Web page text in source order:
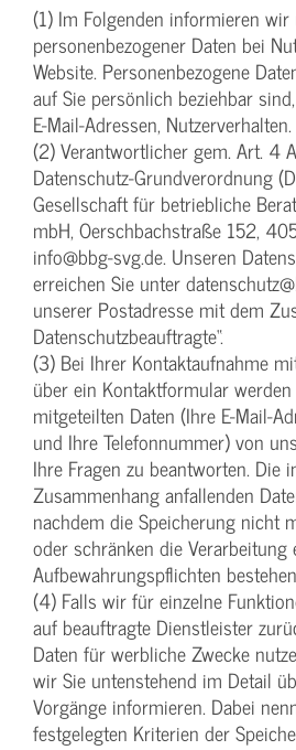
(1) Im Folgenden informieren
personenbezogener Daten bei
Website. Personenbezogene
auf Sie persönlich beziehbar
E-Mail-Adressen, Nutzerverhalten.
(2) Verantwortlicher gem. Art. 4
Datenschutz-Grundverordnung
Gesellschaft für betriebliche
mbH, Oerschbachstraße 152,
info@bbg-svg.de. Unseren
erreichen Sie unter
unserer Postadresse mit dem
Datenschutzbeauftragte“.
(3) Bei Ihrer Kontaktaufnahme
über ein Kontaktformular
mitgeteilten Daten (Ihre E-Mail-
und Ihre Telefonnummer) von
Ihre Fragen zu beantworten. Die
Zusammenhang anfallenden
nachdem die Speicherung nicht
oder schränken die Verarbeitung
Aufbewahrungspflichten
(4) Falls wir für einzelne
auf beauftragte Dienstleister
Daten für werbliche Zwecke
wir Sie untenstehend im Detail
Vorgänge informieren. Dabei
festgelegten Kriterien der